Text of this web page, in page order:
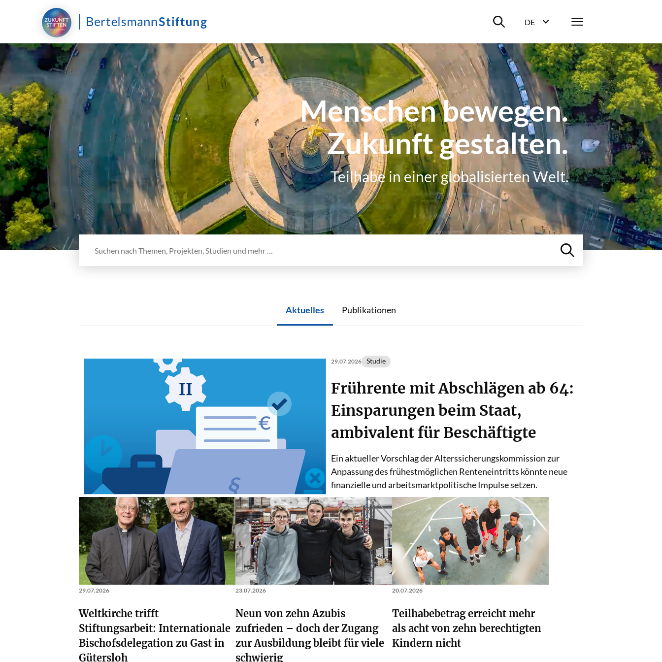
Suche ein-/ausblenden
DE
Menü
Menschen bewegen.
Zukunft gestalten.
Teilhabe in einer globalisierten Welt.
Webseite durchsuchen
Aktuelles Publikationen
Aktuelles 29.07.2026 Studie
Frührente mit Abschlägen ab 64:
Einsparungen beim Staat,
ambivalent für Beschäftigte
Ein aktueller Vorschlag der Alterssicherungskommission zur
Anpassung des frühestmöglichen Renteneintritts könnte neue
finanzielle und arbeitsmarktpolitische Impulse setzen.
29.07.2026
Weltkirche trifft
Stiftungsarbeit: Internationale
Bischofsdelegation zu Gast in
Gütersloh
23.07.2026
Neun von zehn Azubis
zufrieden – doch der Zugang
zur Ausbildung bleibt für viele
schwierig
20.07.2026
Teilhabebetrag erreicht mehr
als acht von zehn berechtigten
Kindern nicht